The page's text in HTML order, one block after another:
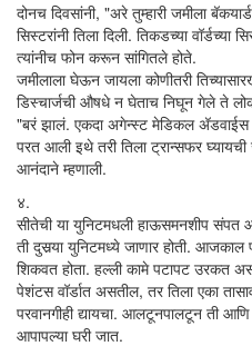
दोनच दिवसांनी, "अरे तुम्हारी जमीला
सिस्टरांनी तिला दिली. तिकडच्या वॉर्डच्या
त्यांनीच फोन करून सांगितले होते.
जमीलाला घेऊन जायला कोणीतरी
डिस्चार्जची औषधे न घेताच निघून गेले ते
"बरं झालं. एकदा अगेन्स्ट मेडिकल
परत आली इथे तरी तिला ट्रान्सफर घ्यायची
आनंदाने म्हणाली.
४.
सीतेची या युनिटमधली हाऊसमनशीप संपत
ती दुसर्‍या युनिटमध्ये जाणार होती. आजकाल
शिकवत होता. हल्ली कामे पटापट उरकत
पेशंटस वॉर्डात असतील, तर तिला एका
परवानगीही द्यायचा. आलटूनपालटून ती आणि
आपापल्या घरी जात.